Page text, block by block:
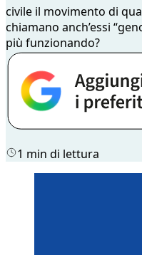
civile il movimento di
chiamano anch’essi
più funzionando?
1 min di lettura